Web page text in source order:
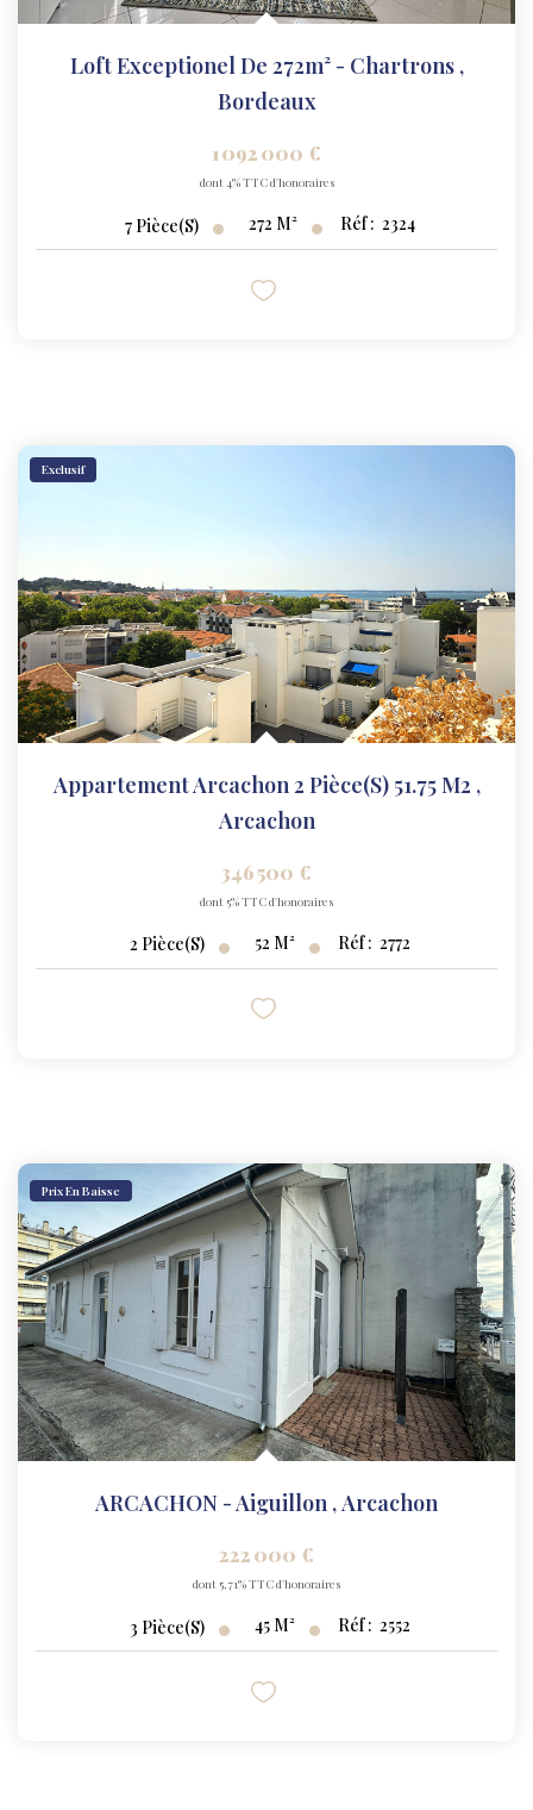
Loft Exceptionel De 272m² - Chartrons ,
Bordeaux
1 092 000 €
dont 4% TTC d'honoraires
7 Pièce(s) 272 M² Réf : 2324
Exclusif
Appartement Arcachon 2 Pièce(s) 51.75 M2 ,
Arcachon
346 500 €
dont 5% TTC d'honoraires
2 Pièce(s) 52 M² Réf : 2772
Prix En Baisse
ARCACHON - Aiguillon ,Arcachon
222 000 €
dont 5,71% TTC d'honoraires
3 Pièce(s) 45 M² Réf : 2552